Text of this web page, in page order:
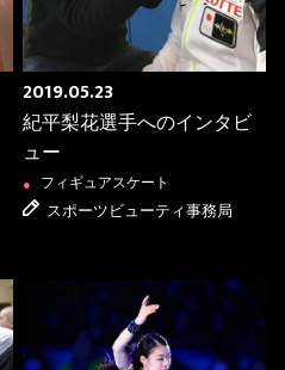
2019.05.23
紀平梨花選手へのインタビ
ュー
● フィギュアスケート
スポーツビューティ事務局